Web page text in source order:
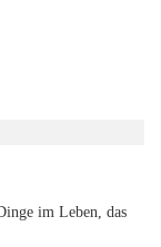
im Leben, das